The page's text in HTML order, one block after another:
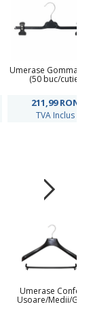
Umerase Gomma
(50 buc/cutie)
211,99RON
TVA Inclus
Umerase Confectii
Usoare/Medii/Grele